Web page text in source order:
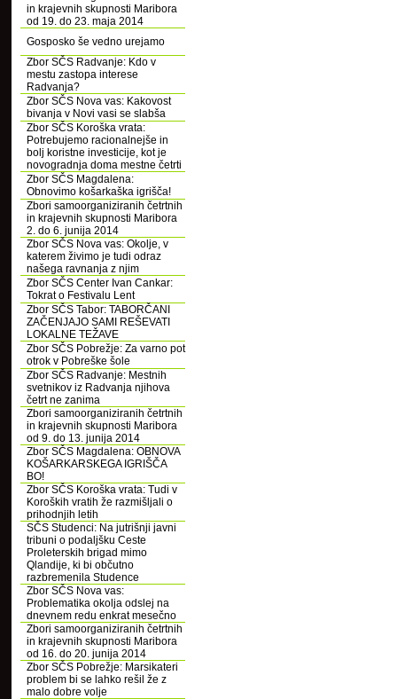
in krajevnih skupnosti Maribora
od 19. do 23. maja 2014
Gosposko še vedno urejamo
Zbor SČS Radvanje: Kdo v
mestu zastopa interese
Radvanja?
Zbor SČS Nova vas: Kakovost
bivanja v Novi vasi se slabša
Zbor SČS Koroška vrata:
Potrebujemo racionalnejše in
bolj koristne investicije, kot je
novogradnja doma mestne četrti
Zbor SČS Magdalena:
Obnovimo košarkaška igrišča!
Zbori samoorganiziranih četrtnih
in krajevnih skupnosti Maribora
2. do 6. junija 2014
Zbor SČS Nova vas: Okolje, v
katerem živimo je tudi odraz
našega ravnanja z njim
Zbor SČS Center Ivan Cankar:
Tokrat o Festivalu Lent
Zbor SČS Tabor: TABORČANI
ZAČENJAJO SAMI REŠEVATI
LOKALNE TEŽAVE
Zbor SČS Pobrežje: Za varno pot
otrok v Pobreške šole
Zbor SČS Radvanje: Mestnih
svetnikov iz Radvanja njihova
četrt ne zanima
Zbori samoorganiziranih četrtnih
in krajevnih skupnosti Maribora
od 9. do 13. junija 2014
Zbor SČS Magdalena: OBNOVA
KOŠARKARSKEGA IGRIŠČA
BO!
Zbor SČS Koroška vrata: Tudi v
Koroških vratih že razmišljali o
prihodnjih letih
SČS Studenci: Na jutrišnji javni
tribuni o podaljšku Ceste
Proleterskih brigad mimo
Qlandije, ki bi občutno
razbremenila Studence
Zbor SČS Nova vas:
Problematika okolja odslej na
dnevnem redu enkrat mesečno
Zbori samoorganiziranih četrtnih
in krajevnih skupnosti Maribora
od 16. do 20. junija 2014
Zbor SČS Pobrežje: Marsikateri
problem bi se lahko rešil že z
malo dobre volje